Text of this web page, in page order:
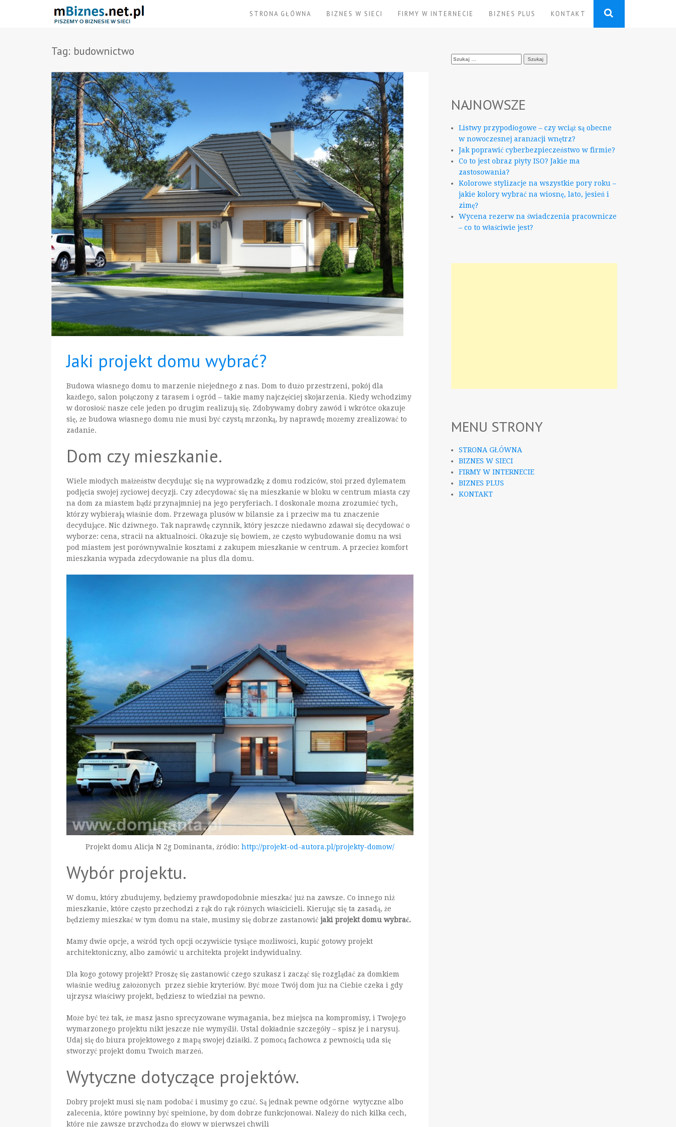
STRONA GŁÓWNA BIZNES W SIECI FIRMY W INTERNECIE BIZNES PLUS KONTAKT
Tag: budownictwo
Jaki projekt domu wybrać?
Budowa własnego domu to marzenie niejednego z nas. Dom to dużo przestrzeni, pokój dla
każdego, salon połączony z tarasem i ogród – takie mamy najczęściej skojarzenia. Kiedy wchodzimy
w dorosłość nasze cele jeden po drugim realizują się. Zdobywamy dobry zawód i wkrótce okazuje
się, że budowa własnego domu nie musi być czystą mrzonką, by naprawdę możemy zrealizować to
zadanie.
Dom czy mieszkanie.
Wiele młodych małżeństw decydując się na wyprowadzkę z domu rodziców, stoi przed dylematem
podjęcia swojej życiowej decyzji. Czy zdecydować się na mieszkanie w bloku w centrum miasta czy
na dom za miastem bądź przynajmniej na jego peryferiach. I doskonale można zrozumieć tych,
którzy wybierają właśnie dom. Przewaga plusów w bilansie za i przeciw ma tu znaczenie
decydujące. Nic dziwnego. Tak naprawdę czynnik, który jeszcze niedawno zdawał się decydować o
wyborze: cena, stracił na aktualności. Okazuje się bowiem, że często wybudowanie domu na wsi
pod miastem jest porównywalnie kosztami z zakupem mieszkanie w centrum. A przecież komfort
mieszkania wypada zdecydowanie na plus dla domu.
Projekt domu Alicja N 2g Dominanta, źródło: http://projekt-od-autora.pl/projekty-domow/
Wybór projektu.
W domu, który zbudujemy, będziemy prawdopodobnie mieszkać już na zawsze. Co innego niż
mieszkanie, które często przechodzi z rąk do rąk różnych właścicieli. Kierując się ta zasadą, że
będziemy mieszkać w tym domu na stałe, musimy się dobrze zastanowić jaki projekt domu wybrać.
Mamy dwie opcje, a wśród tych opcji oczywiście tysiące możliwości, kupić gotowy projekt
architektoniczny, albo zamówić u architekta projekt indywidualny.
Dla kogo gotowy projekt? Proszę się zastanowić czego szukasz i zacząć się rozglądać za domkiem
właśnie według założonych przez siebie kryteriów. Być może Twój dom już na Ciebie czeka i gdy
ujrzysz właściwy projekt, będziesz to wiedział na pewno.
Może być też tak, że masz jasno sprecyzowane wymagania, bez miejsca na kompromisy, i Twojego
wymarzonego projektu nikt jeszcze nie wymyślił. Ustal dokładnie szczegóły – spisz je i narysuj.
Udaj się do biura projektowego z mapą swojej działki. Z pomocą fachowca z pewnością uda się
stworzyć projekt domu Twoich marzeń.
Wytyczne dotyczące projektów.
Dobry projekt musi się nam podobać i musimy go czuć. Są jednak pewne odgórne wytyczne albo
zalecenia, które powinny być spełnione, by dom dobrze funkcjonował. Należy do nich kilka cech,
które nie zawsze przychodzą do głowy w pierwszej chwili
Szukaj:
NAJNOWSZE
Listwy przypodłogowe – czy wciąż są obecne
w nowoczesnej aranżacji wnętrz?
Jak poprawić cyberbezpieczeństwo w firmie?
Co to jest obraz płyty ISO? Jakie ma
zastosowania?
Kolorowe stylizacje na wszystkie pory roku –
jakie kolory wybrać na wiosnę, lato, jesień i
zimę?
Wycena rezerw na świadczenia pracownicze
– co to właściwie jest?
MENU STRONY
STRONA GŁÓWNA
BIZNES W SIECI
FIRMY W INTERNECIE
BIZNES PLUS
KONTAKT